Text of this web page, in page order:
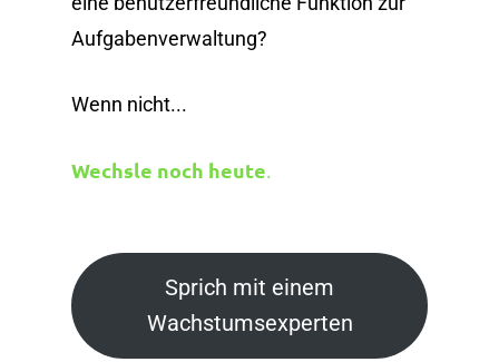
Aufgabenverwaltung?
Wenn nicht...
Wechsle noch heute.
Sprich mit einem
Wachstumsexperten